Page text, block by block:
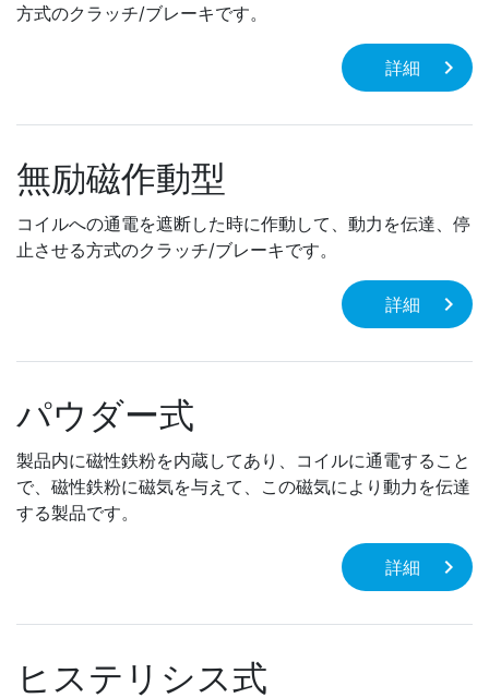
方式のクラッチ/ブレーキです。
詳細
無励磁作動型
コイルへの通電を遮断した時に作動して、動力を伝達、停
止させる方式のクラッチ/ブレーキです。
詳細
パウダー式
製品内に磁性鉄粉を内蔵してあり、コイルに通電すること
で、磁性鉄粉に磁気を与えて、この磁気により動力を伝達
する製品です。
詳細
ヒステリシス式